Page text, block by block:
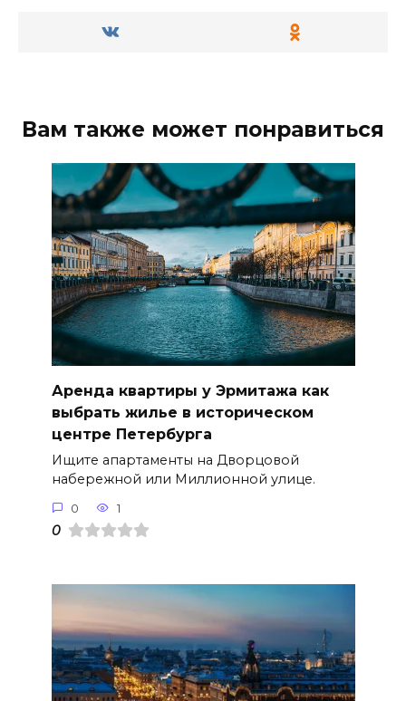
Вам также может понравиться
Аренда квартиры у Эрмитажа как
выбрать жилье в историческом
центре Петербурга
Ищите апартаменты на Дворцовой
набережной или Миллионной улице.
0 1
0